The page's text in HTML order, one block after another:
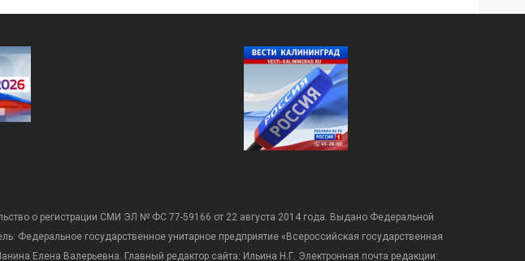
о регистрации СМИ ЭЛ № ФС 77-59166 от 22 августа 2014 года. Выдано Федеральной
государственное унитарное предприятие «Всероссийская государственная
Елена Валерьевна. Главный редактор сайта: Ильина Н.Г. Электронная почта редакции: